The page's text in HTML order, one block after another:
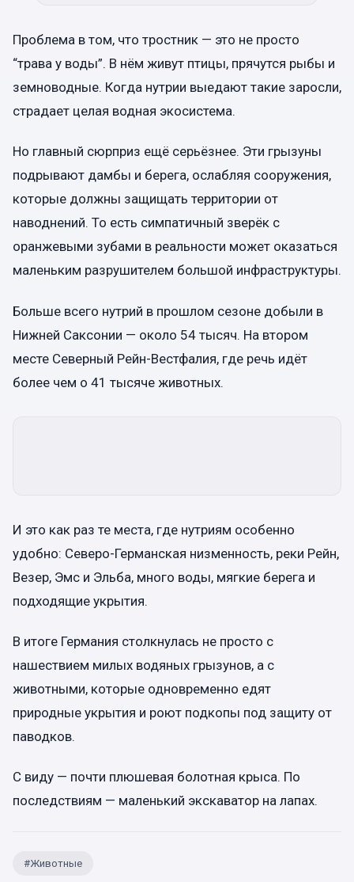
Проблема в том, что тростник — это не просто
“трава у воды”. В нём живут птицы, прячутся рыбы и
земноводные. Когда нутрии выедают такие заросли,
страдает целая водная экосистема.
Но главный сюрприз ещё серьёзнее. Эти грызуны
подрывают дамбы и берега, ослабляя сооружения,
которые должны защищать территории от
наводнений. То есть симпатичный зверёк с
оранжевыми зубами в реальности может оказаться
маленьким разрушителем большой инфраструктуры.
Больше всего нутрий в прошлом сезоне добыли в
Нижней Саксонии — около 54 тысяч. На втором
месте Северный Рейн-Вестфалия, где речь идёт
более чем о 41 тысяче животных.
И это как раз те места, где нутриям особенно
удобно: Северо-Германская низменность, реки Рейн,
Везер, Эмс и Эльба, много воды, мягкие берега и
подходящие укрытия.
В итоге Германия столкнулась не просто с
нашествием милых водяных грызунов, а с
животными, которые одновременно едят
природные укрытия и роют подкопы под защиту от
паводков.
С виду — почти плюшевая болотная крыса. По
последствиям — маленький экскаватор на лапах.
#Животные